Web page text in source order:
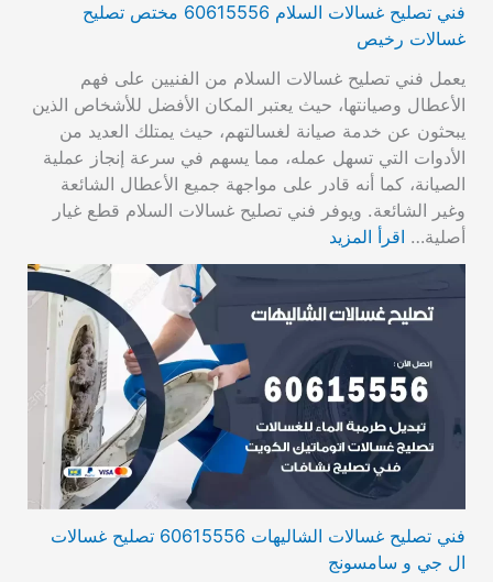
فني تصليح غسالات السلام 60615556 مختص تصليح
غسالات رخيص
يعمل فني تصليح غسالات السلام من الفنيين على فهم
الأعطال وصيانتها، حيث يعتبر المكان الأفضل للأشخاص الذين
يبحثون عن خدمة صيانة لغسالتهم، حيث يمتلك العديد من
الأدوات التي تسهل عمله، مما يسهم في سرعة إنجاز عملية
الصيانة، كما أنه قادر على مواجهة جميع الأعطال الشائعة
وغير الشائعة. ويوفر فني تصليح غسالات السلام قطع غيار
أصلية… اقرأ المزيد
فني تصليح غسالات الشاليهات 60615556 تصليح غسالات
ال جي و سامسونج